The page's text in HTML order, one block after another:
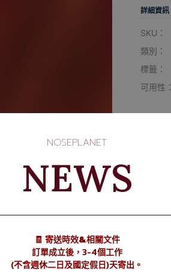
詳細資訊
SKU：
類別：
標籤：
可用性：
NOSEPLANET
NEWS
🧾 寄送時效&相關文件
訂單成立後，3-4個工作
(不含週休二日及國定假日)天寄出。